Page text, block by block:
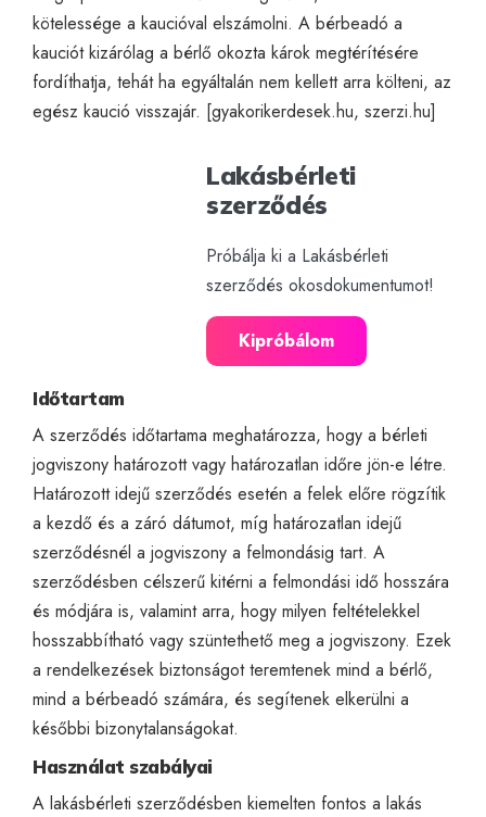
kötelessége a kaucióval elszámolni. A bérbeadó a
kauciót kizárólag a bérlő okozta károk megtérítésére
fordíthatja, tehát ha egyáltalán nem kellett arra költeni, az
egész kaució visszajár. [gyakorikerdesek.hu, szerzi.hu]
Lakásbérleti
szerződés
Próbálja ki a Lakásbérleti
szerződés okosdokumentumot!
Kipróbálom
Időtartam
A szerződés időtartama meghatározza, hogy a bérleti
jogviszony határozott vagy határozatlan időre jön-e létre.
Határozott idejű szerződés esetén a felek előre rögzítik
a kezdő és a záró dátumot, míg határozatlan idejű
szerződésnél a jogviszony a felmondásig tart. A
szerződésben célszerű kitérni a felmondási idő hosszára
és módjára is, valamint arra, hogy milyen feltételekkel
hosszabbítható vagy szüntethető meg a jogviszony. Ezek
a rendelkezések biztonságot teremtenek mind a bérlő,
mind a bérbeadó számára, és segítenek elkerülni a
későbbi bizonytalanságokat.
Használat szabályai
A lakásbérleti szerződésben kiemelten fontos a lakás